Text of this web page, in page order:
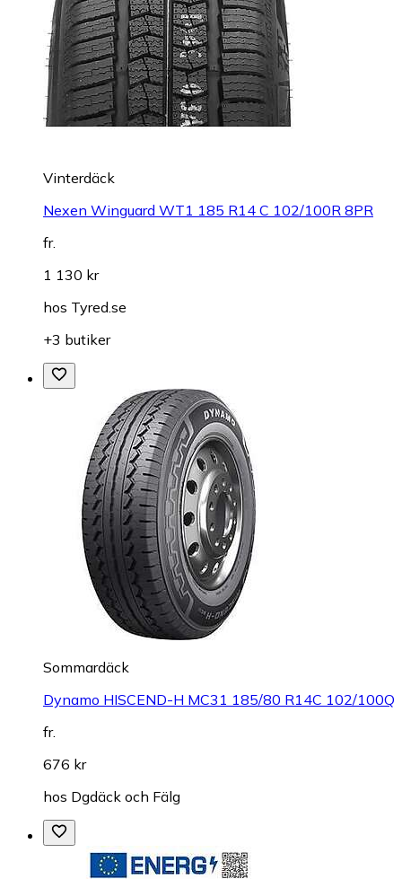
Vinterdäck
Nexen Winguard WT1 185 R14 C 102/100R 8PR
fr.
1 130 kr
hos Tyred.se
+3 butiker
Sommardäck
Dynamo HISCEND-H MC31 185/80 R14C 102/100Q
fr.
676 kr
hos Dgdäck och Fälg